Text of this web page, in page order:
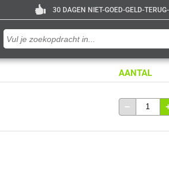
30 DAGEN NIET-GOED-GELD-
AANTAL
−